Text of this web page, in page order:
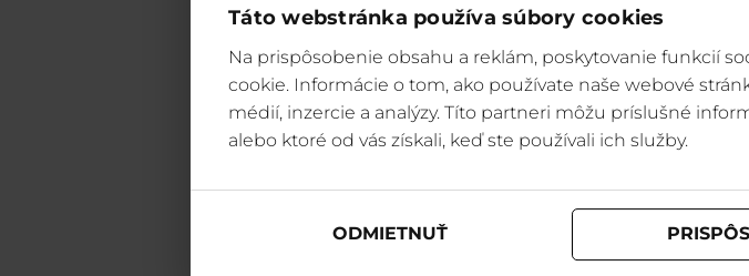
Táto webstránka používa súbory cookies
Na prispôsobenie obsahu a reklám, poskytovanie funkcií
cookie. Informácie o tom, ako používate naše webové
médií, inzercie a analýzy. Títo partneri môžu príslušné
alebo ktoré od vás získali, keď ste používali ich služby.
ODMIETNUŤ